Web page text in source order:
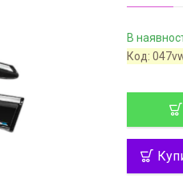
В
Код: